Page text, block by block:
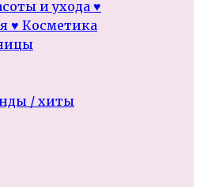
и ухода ♥
♥ Косметика
/ хиты